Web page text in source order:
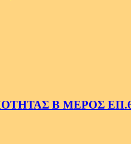
Β ΜΕΡΟΣ